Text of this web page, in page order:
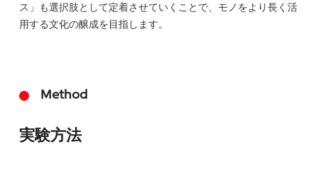
ス」も選択肢として定着させていくことで、モノをより長く活
用する文化の醸成を目指します。
Method
実験方法